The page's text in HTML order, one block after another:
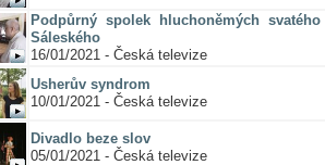
Podpůrný spolek hluchoněmých svatého
Sáleského
16/01/2021 - Česká televize
Usherův syndrom
10/01/2021 - Česká televize
Divadlo beze slov
05/01/2021 - Česká televize